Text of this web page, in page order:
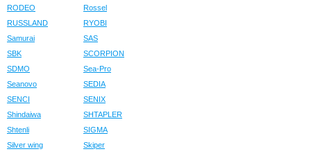
RODEO
Rossel
RUSSLAND
RYOBI
Samurai
SAS
SBK
SCORPION
SDMO
Sea-Pro
Seanovo
SEDIA
SENCI
SENIX
Shindaiwa
SHTAPLER
Shtenli
SIGMA
Silver wing
Skiper